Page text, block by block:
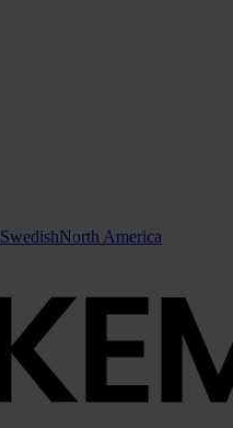
SwedishNorth America